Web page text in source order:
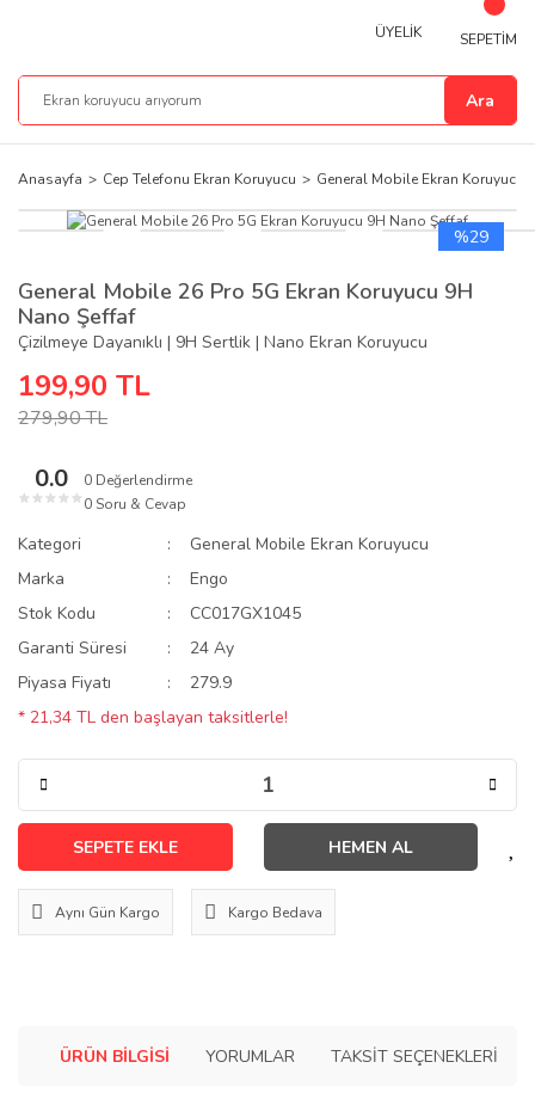
Ara
ÜYELİK SEPETİM
Anasayfa Cep Telefonu Ekran Koruyucu General Mobile Ekran Koruyucu
%29
General Mobile 26 Pro 5G Ekran Koruyucu 9H
Nano Şeffaf
Çizilmeye Dayanıklı | 9H Sertlik | Nano Ekran Koruyucu
199,90 TL
279,90 TL
0.0
★ ★ ★ ★ ★
0 Değerlendirme
0 Soru & Cevap
Kategori
General Mobile Ekran Koruyucu
Marka
Engo
Stok Kodu
CC017GX1045
Garanti Süresi
24 Ay
Piyasa Fiyatı
279.9
* 21,34 TL den başlayan taksitlerle!
SEPETE EKLE HEMEN AL
Aynı Gün Kargo Kargo Bedava
ÜRÜN BILGISI YORUMLAR TAKSIT SEÇENEKLERI